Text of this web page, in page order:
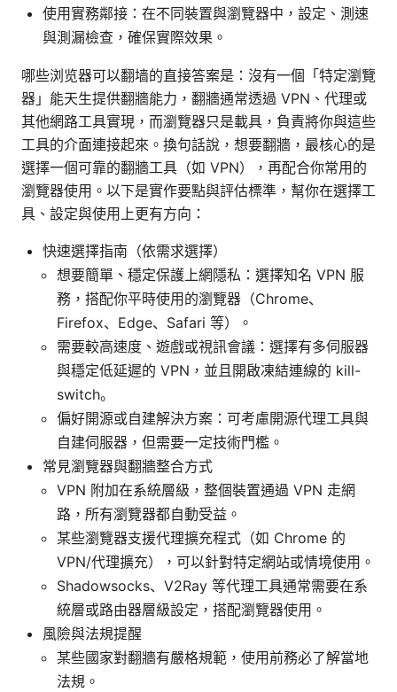
使用實務鄰接：在不同裝置與瀏覽器中，設定、測速
與測漏檢查，確保實際效果。
哪些浏览器可以翻墙的直接答案是：沒有一個「特定瀏覽
器」能天生提供翻牆能力，翻牆通常透過 VPN、代理或
其他網路工具實現，而瀏覽器只是載具，負責將你與這些
工具的介面連接起來。換句話說，想要翻牆，最核心的是
選擇一個可靠的翻牆工具（如 VPN），再配合你常用的
瀏覽器使用。以下是實作要點與評估標準，幫你在選擇工
具、設定與使用上更有方向：
快速選擇指南（依需求選擇）
想要簡單、穩定保護上網隱私：選擇知名 VPN 服
務，搭配你平時使用的瀏覽器（Chrome、
Firefox、Edge、Safari 等）。
需要較高速度、遊戲或視訊會議：選擇有多伺服器
與穩定低延遲的 VPN，並且開啟凍結連線的 kill-
switch。
偏好開源或自建解決方案：可考慮開源代理工具與
自建伺服器，但需要一定技術門檻。
常見瀏覽器與翻牆整合方式
VPN 附加在系統層級，整個裝置通過 VPN 走網
路，所有瀏覽器都自動受益。
某些瀏覽器支援代理擴充程式（如 Chrome 的
VPN/代理擴充），可以針對特定網站或情境使用。
Shadowsocks、V2Ray 等代理工具通常需要在系
統層或路由器層級設定，搭配瀏覽器使用。
風險與法規提醒
某些國家對翻牆有嚴格規範，使用前務必了解當地
法規。